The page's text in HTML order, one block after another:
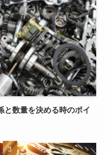
と数量を決める時のポイ